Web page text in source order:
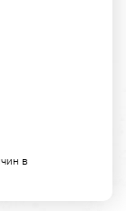
в